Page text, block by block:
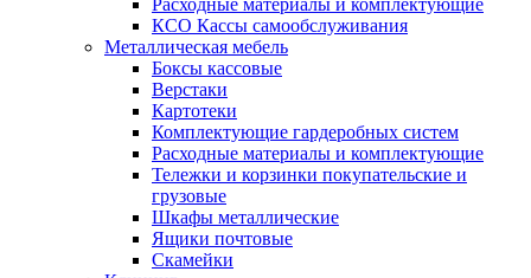
Расходные материалы и комплектующие
КСО Кассы самообслуживания
Металлическая мебель
Боксы кассовые
Верстаки
Картотеки
Комплектующие гардеробных систем
Расходные материалы и комплектующие
Тележки и корзинки покупательские и
грузовые
Шкафы металлические
Ящики почтовые
Скамейки